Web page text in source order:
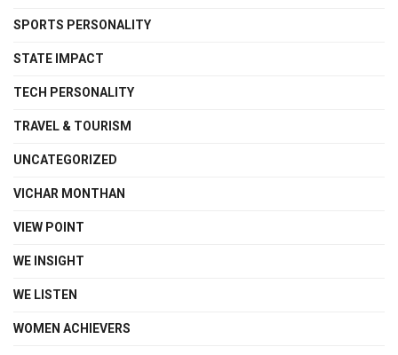
SPORTS PERSONALITY
STATE IMPACT
TECH PERSONALITY
TRAVEL & TOURISM
UNCATEGORIZED
VICHAR MONTHAN
VIEW POINT
WE INSIGHT
WE LISTEN
WOMEN ACHIEVERS